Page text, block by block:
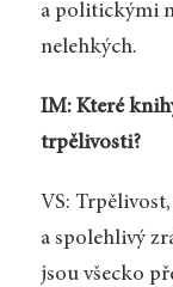
a politickými
nelehkých.
IM: Které
trpělivosti?
VS:
a spolehlivý
jsou všecko